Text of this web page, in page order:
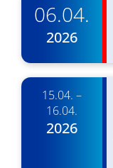
06.04.
2026
15.04. –
16.04.
2026